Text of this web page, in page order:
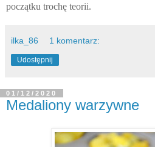
początku trochę teorii.
ilka_86 1 komentarz:
Udostępnij
01/12/2020
Medaliony warzywne